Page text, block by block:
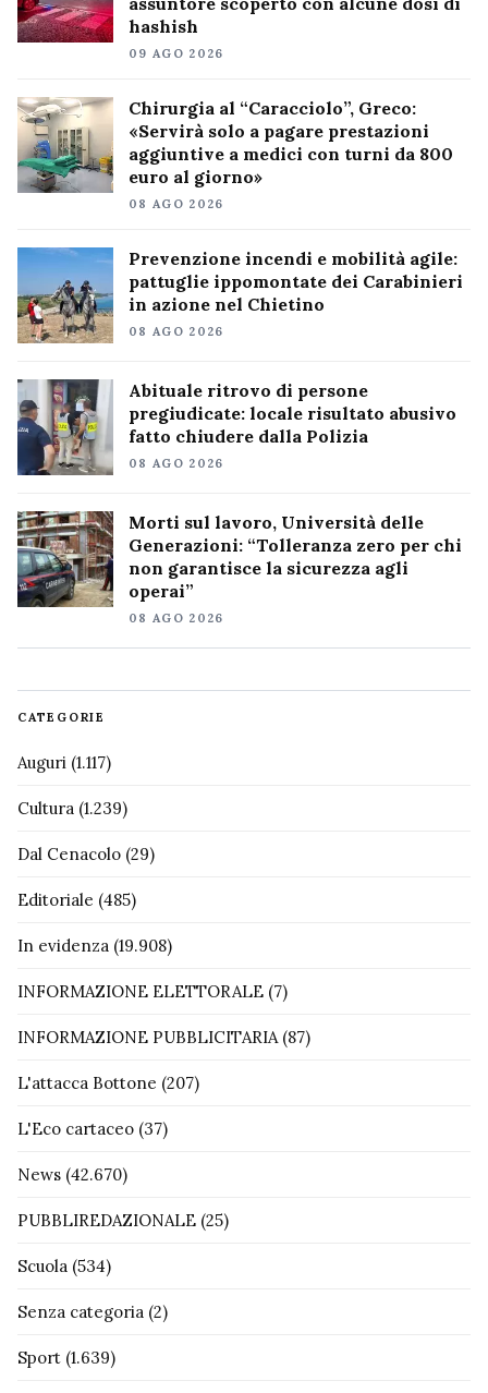
hashish
09 AGO 2026
Chirurgia al “Caracciolo”, Greco:
«Servirà solo a pagare prestazioni
aggiuntive a medici con turni da 800
euro al giorno»
08 AGO 2026
Prevenzione incendi e mobilità agile:
pattuglie ippomontate dei Carabinieri
in azione nel Chietino
08 AGO 2026
Abituale ritrovo di persone
pregiudicate: locale risultato abusivo
fatto chiudere dalla Polizia
08 AGO 2026
Morti sul lavoro, Università delle
Generazioni: “Tolleranza zero per chi
non garantisce la sicurezza agli
operai”
08 AGO 2026
CATEGORIE
Auguri (1.117)
Cultura (1.239)
Dal Cenacolo (29)
Editoriale (485)
In evidenza (19.908)
INFORMAZIONE ELETTORALE (7)
INFORMAZIONE PUBBLICITARIA(87)
L'attacca Bottone (207)
L'Eco cartaceo (37)
News (42.670)
PUBBLIREDAZIONALE (25)
Scuola (534)
Senza categoria (2)
Sport (1.639)